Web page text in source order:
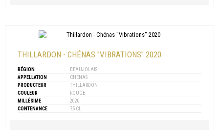
THILLARDON - CHÉNAS "VIBRATIONS" 2020
RÉGION
BEAUJOLAIS
APPELLATION
CHÉNAS
PRODUCTEUR
THILLARDON
COULEUR
ROUGE
MILLÉSIME
2020
CONTENANCE
75 CL